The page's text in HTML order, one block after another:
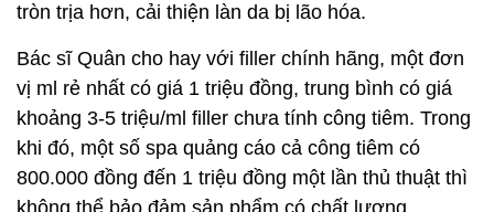
tròn trịa hơn, cải thiện làn da bị lão hóa.
Bác sĩ Quân cho hay với filler chính hãng, một đơn
vị ml rẻ nhất có giá 1 triệu đồng, trung bình có giá
khoảng 3-5 triệu/ml filler chưa tính công tiêm. Trong
khi đó, một số spa quảng cáo cả công tiêm có
800.000 đồng đến 1 triệu đồng một lần thủ thuật thì
không thể bảo đảm sản phẩm có chất lượng.